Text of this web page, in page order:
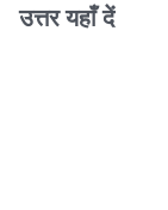
उत्तर यहाँ दें